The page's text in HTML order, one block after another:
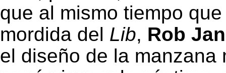
que al mismo tiempo
mordida del Lib, Rob
el diseño de la manzana